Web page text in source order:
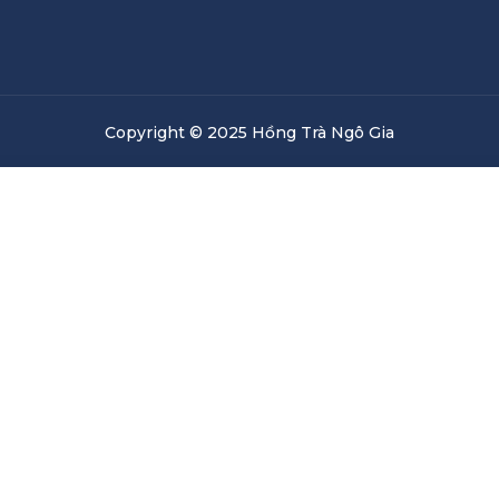
Copyright © 2025 Hồng Trà Ngô Gia